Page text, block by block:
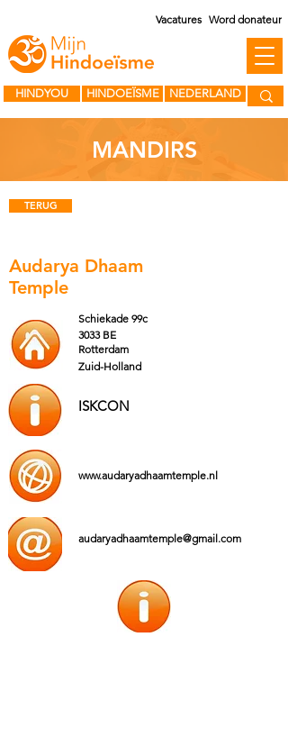
HINDOEÏSME
HINDYOU NEDERLAND
Vacatures Word donateur
MANDIRS
TERUG
Audarya Dhaam
Temple
Schiekade 99c
Rotterdam
3033 BE
Zuid-Holland
ISKCON
www.audaryadhaamtemple.nl
audaryadhaamtemple@gmail.com